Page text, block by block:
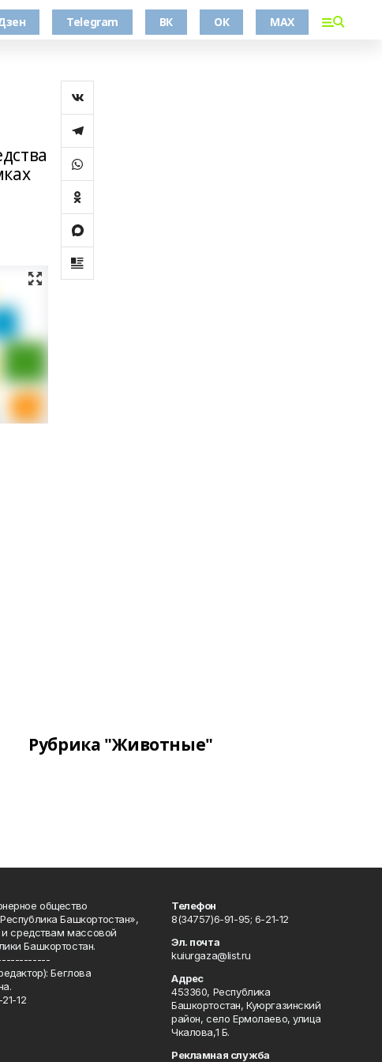
Telegram ВК ОК MAX
Рубрика "Животные"
общество
Башкортостан»,
и средствам массовой
Башкортостан.
Беглова
12
Телефон
8(34757)6-91-95; 6-21-12
Эл. почта
kuiurgaza@list.ru
Адрес
453360, Республика
Башкортостан, Куюргазинский
район, село Ермолаево, улица
Чкалова,1 Б.
Рекламная служба